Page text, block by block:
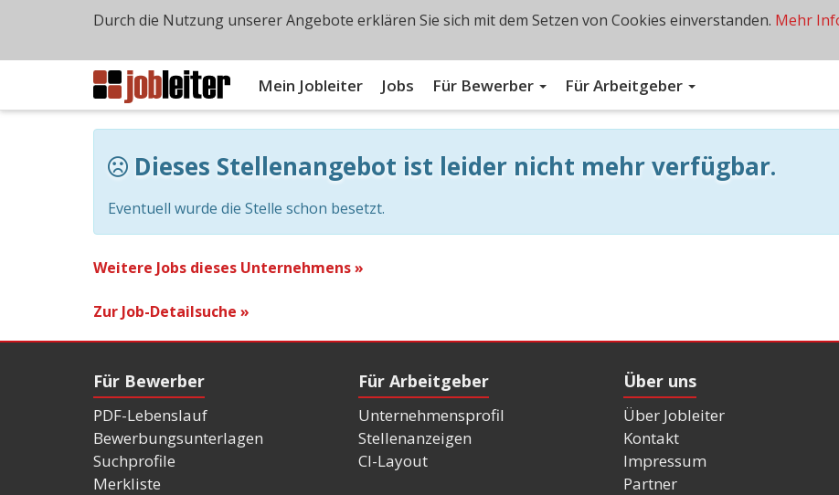
Mein Jobleiter Jobs Für Bewerber Für Arbeitgeber
Dieses Stellenangebot ist leider nicht mehr verfügbar.
Eventuell wurde die Stelle schon besetzt.
Weitere Jobs dieses Unternehmens »
Zur Job-Detailsuche »
Für Bewerber
PDF-Lebenslauf
Bewerbungsunterlagen
Suchprofile
Merkliste
Für Arbeitgeber
Unternehmensprofil
Stellenanzeigen
CI-Layout
Über uns
Über Jobleiter
Kontakt
Impressum
Partner
Durch die Nutzung unserer Angebote erklären Sie sich mit dem Setzen von Cookies einverstanden. Mehr